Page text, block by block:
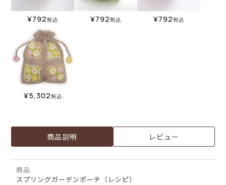
¥792税込 ¥792税込 ¥792税込
¥5,302税込
商品説明 レビュー
商品
スプリングガーデンポーチ（レシピ）